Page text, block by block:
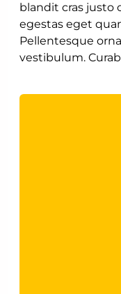
blandit cras justo
egestas eget
Pellentesque
vestibulum.